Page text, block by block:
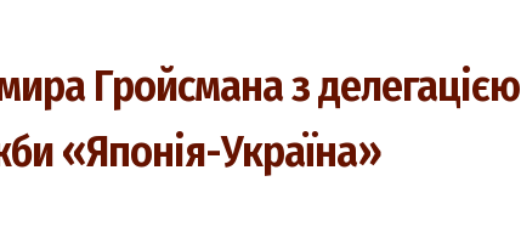
Гройсмана з делегацією
«Японія-Україна»